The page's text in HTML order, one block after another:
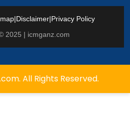
|Disclaimer|Privacy Policy
2025 | icmganz.com
All Rights Reserved.